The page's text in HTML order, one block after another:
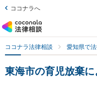
ココナラへ
ココナラ法律相談 愛知県で
東海市の育児放棄